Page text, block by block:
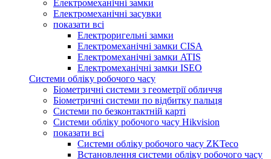
Електромеханічні замки
Електромеханічні засувки
показати всі
Електроригельні замки
Електромеханічні замки CISA
Електромеханічні замки ATIS
Електромеханічні замки ISEO
Системи обліку робочого часу
Біометричні системи з геометрії обличчя
Біометричні системи по відбитку пальця
Системи по безконтактній карті
Системи обліку робочого часу Hikvision
показати всі
Системи обліку робочого часу ZKTeco
Встановлення системи обліку робочого часу